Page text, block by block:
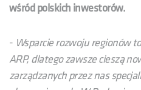
wśród polskich inwestorów.
- Wsparcie rozwoju regionów
ARP, dlatego zawsze cieszą
zarządzanych przez nas